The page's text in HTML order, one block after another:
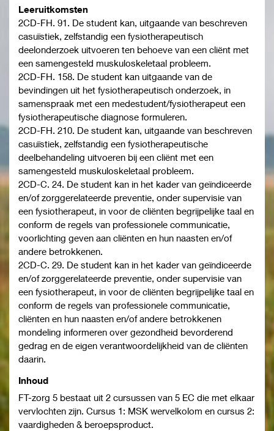
Leeruitkomsten
2CD-FH. 91. De student kan, uitgaande van beschreven
casuïstiek, zelfstandig een fysiotherapeutisch
deelonderzoek uitvoeren ten behoeve van een cliënt met
een samengesteld muskuloskeletaal probleem.
2CD-FH. 158. De student kan uitgaande van de
bevindingen uit het fysiotherapeutisch onderzoek, in
samenspraak met een medestudent/fysiotherapeut een
fysiotherapeutische diagnose formuleren.
2CD-FH. 210. De student kan, uitgaande van beschreven
casuïstiek, zelfstandig een fysiotherapeutische
deelbehandeling uitvoeren bij een cliënt met een
samengesteld muskuloskeletaal probleem.
2CD-C. 24. De student kan in het kader van geïndiceerde
en/of zorggerelateerde preventie, onder supervisie van
een fysiotherapeut, in voor de cliënten begrijpelijke taal en
conform de regels van professionele communicatie,
voorlichting geven aan cliënten en hun naasten en/of
andere betrokkenen.
2CD-C. 29. De student kan in het kader van geïndiceerde
en/of zorggerelateerde preventie, onder supervisie van
een fysiotherapeut, in voor de cliënten begrijpelijke taal en
conform de regels van professionele communicatie,
cliënten en hun naasten en/of andere betrokkenen
mondeling informeren over gezondheid bevorderend
gedrag en de eigen verantwoordelijkheid van de cliënten
daarin.
Inhoud
FT-zorg 5 bestaat uit 2 cursussen van 5 EC die met elkaar
vervlochten zijn. Cursus 1: MSK wervelkolom en cursus 2:
vaardigheden & beroepsproduct.